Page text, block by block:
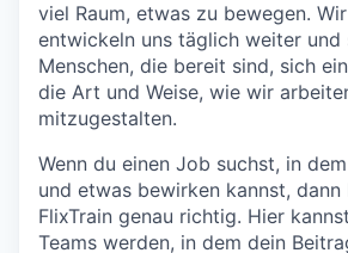
viel Raum, etwas zu bewegen.
entwickeln uns täglich weiter und
Menschen, die bereit sind, sich
die Art und Weise, wie wir
mitzugestalten.
Wenn du einen Job suchst, in
und etwas bewirken kannst,
FlixTrain genau richtig. Hier
Teams werden, in dem dein